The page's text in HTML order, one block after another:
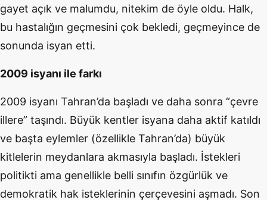
gayet açık ve malumdu, nitekim de öyle oldu. Halk,
bu hastalığın geçmesini çok bekledi, geçmeyince de
sonunda isyan etti.
2009 isyanı ile farkı
2009 isyanı Tahran’da başladı ve daha sonra “çevre
illere” taşındı. Büyük kentler isyana daha aktif katıldı
ve başta eylemler (özellikle Tahran’da) büyük
kitlelerin meydanlara akmasıyla başladı. İstekleri
politikti ama genellikle belli sınıfın özgürlük ve
demokratik hak isteklerinin çerçevesini aşmadı. Son